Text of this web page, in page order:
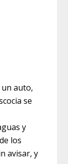
auto,
se
y
los
avisar, y